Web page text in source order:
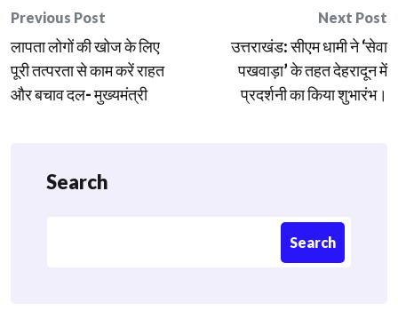
Post
navigation
Previous Post
लापता लोगों की खोज के लिए
पूरी तत्परता से काम करें राहत
और बचाव दल- मुख्यमंत्री
Next Post
उत्तराखंड: सीएम धामी ने ‘सेवा
पखवाड़ा’ के तहत देहरादून में
प्रदर्शनी का किया शुभारंभ।
Search
Search